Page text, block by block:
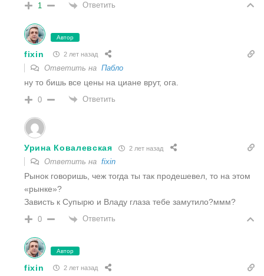
1 Ответить
Автор
fixin 2 лет назад
Ответить на Пабло
ну то бишь все цены на циане врут, ога.
0 Ответить
Урина Ковалевская 2 лет назад
Ответить на fixin
Рынок говоришь, чеж тогда ты так продешевел, то на этом
«рынке»?
Зависть к Супырю и Владу глаза тебе замутило?ммм?
0 Ответить
Автор
fixin 2 лет назад